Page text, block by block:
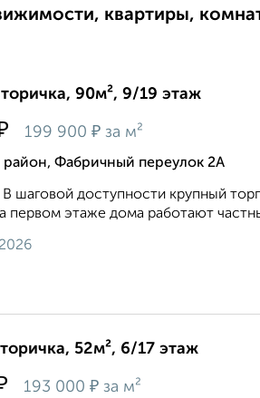
квартиры,
90м², 9/19 этаж
199 900 ₽ за м²
Фабричный переулок 2А
шаговой доступности крупный
первом этаже дома работают
52м², 6/17 этаж
193 000 ₽ за м²